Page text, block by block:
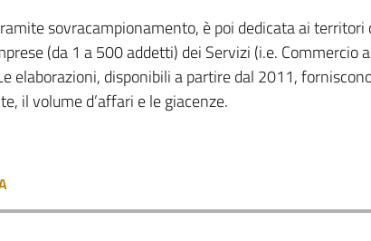
sovracampionamento, è poi dedicata ai territori
(da 1 a 500 addetti) dei Servizi (i.e. Commercio
elaborazioni, disponibili a partire dal 2011,
il volume d’affari e le giacenze.